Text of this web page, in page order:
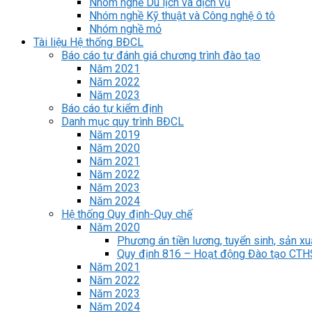
Nhóm nghề Kỹ thuật và Công nghệ ô tô
Nhóm nghề mỏ
Tài liệu Hệ thống BĐCL
Báo cáo tự đánh giá chương trình đào tạo
Năm 2021
Năm 2022
Năm 2023
Báo cáo tự kiểm định
Danh mục quy trình BĐCL
Năm 2019
Năm 2020
Năm 2021
Năm 2022
Năm 2023
Năm 2024
Hệ thống Quy định-Quy chế
Năm 2020
Phương án tiền lương, tuyển sinh, sản
Quy định 816 – Hoạt động Đào tạo
Năm 2021
Năm 2022
Năm 2023
Năm 2024